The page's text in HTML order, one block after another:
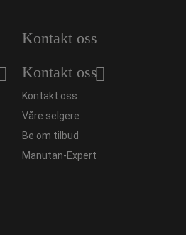
Kontakt oss
Kontakt oss
Kontakt oss
Våre selgere
Be om tilbud
Manutan-Expert